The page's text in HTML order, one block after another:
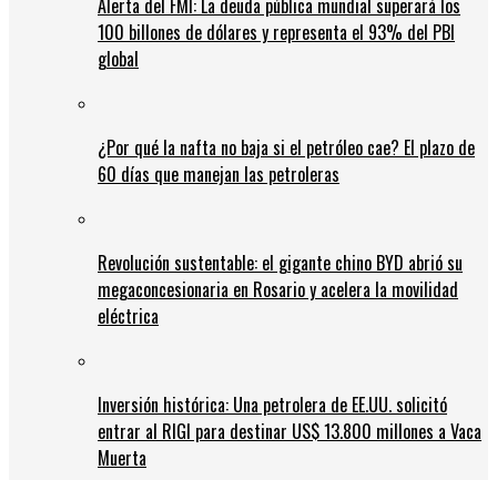
Alerta del FMI: La deuda pública mundial superará los
100 billones de dólares y representa el 93% del PBI
global
¿Por qué la nafta no baja si el petróleo cae? El plazo de
60 días que manejan las petroleras
Revolución sustentable: el gigante chino BYD abrió su
megaconcesionaria en Rosario y acelera la movilidad
eléctrica
Inversión histórica: Una petrolera de EE.UU. solicitó
entrar al RIGI para destinar US$ 13.800 millones a Vaca
Muerta